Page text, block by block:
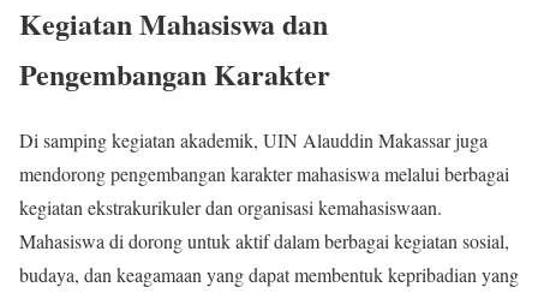
Kegiatan Mahasiswa dan
Pengembangan Karakter
Di samping kegiatan akademik, UIN Alauddin Makassar juga
mendorong pengembangan karakter mahasiswa melalui berbagai
kegiatan ekstrakurikuler dan organisasi kemahasiswaan.
Mahasiswa di dorong untuk aktif dalam berbagai kegiatan sosial,
budaya, dan keagamaan yang dapat membentuk kepribadian yang